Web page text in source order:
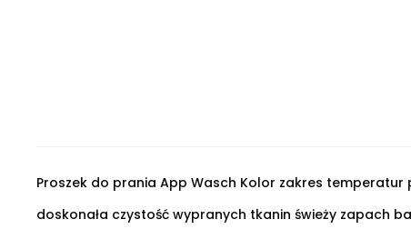
Proszek do prania App Wasch Kolor zakres
doskonała czystość wypranych tkanin świeży zapach